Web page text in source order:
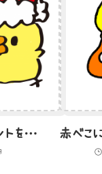
クリスマスプレゼントをくばるひよこのイラスト